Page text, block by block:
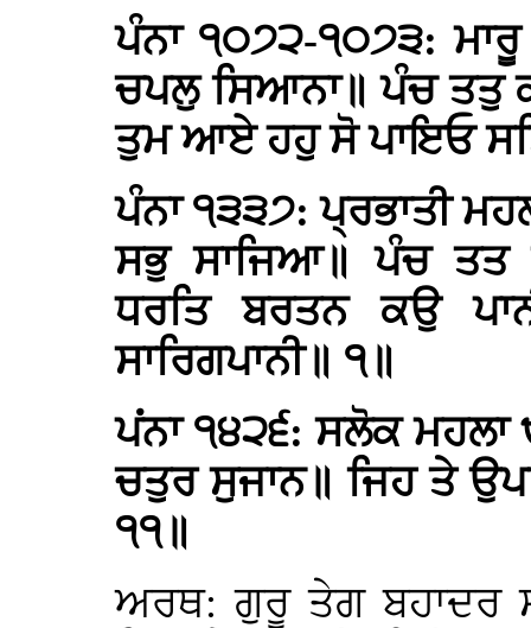
ਪੰਨਾ ੧੦੭੨-੧੦੭੩:
ਚਪਲੁ ਸਿਆਨਾ॥ ਪੰਚ ਤਤੁ
ਤੁਮ ਆਏ ਹਹੁ ਸੋ ਪਾਇਓ
ਪੰਨਾ ੧੩੩੭: ਪ੍ਰਭਾਤੀ
ਸਭੁ ਸਾਜਿਆ॥ ਪੰਚ ਤਤ
ਧਰਤਿ ਬਰਤਨ ਕਉ
ਸਾਰਿਗਪਾਨੀ॥ ੧॥
ਪਂਨਾ ੧੪੨੬: ਸਲੋਕ
ਚਤੁਰ ਸੁਜਾਨ॥ ਜਿਹ ਤੇ
੧੧॥
ਅਰਥ: ਗੁਰੂ ਤੇਗ ਬਹਾਦਰ